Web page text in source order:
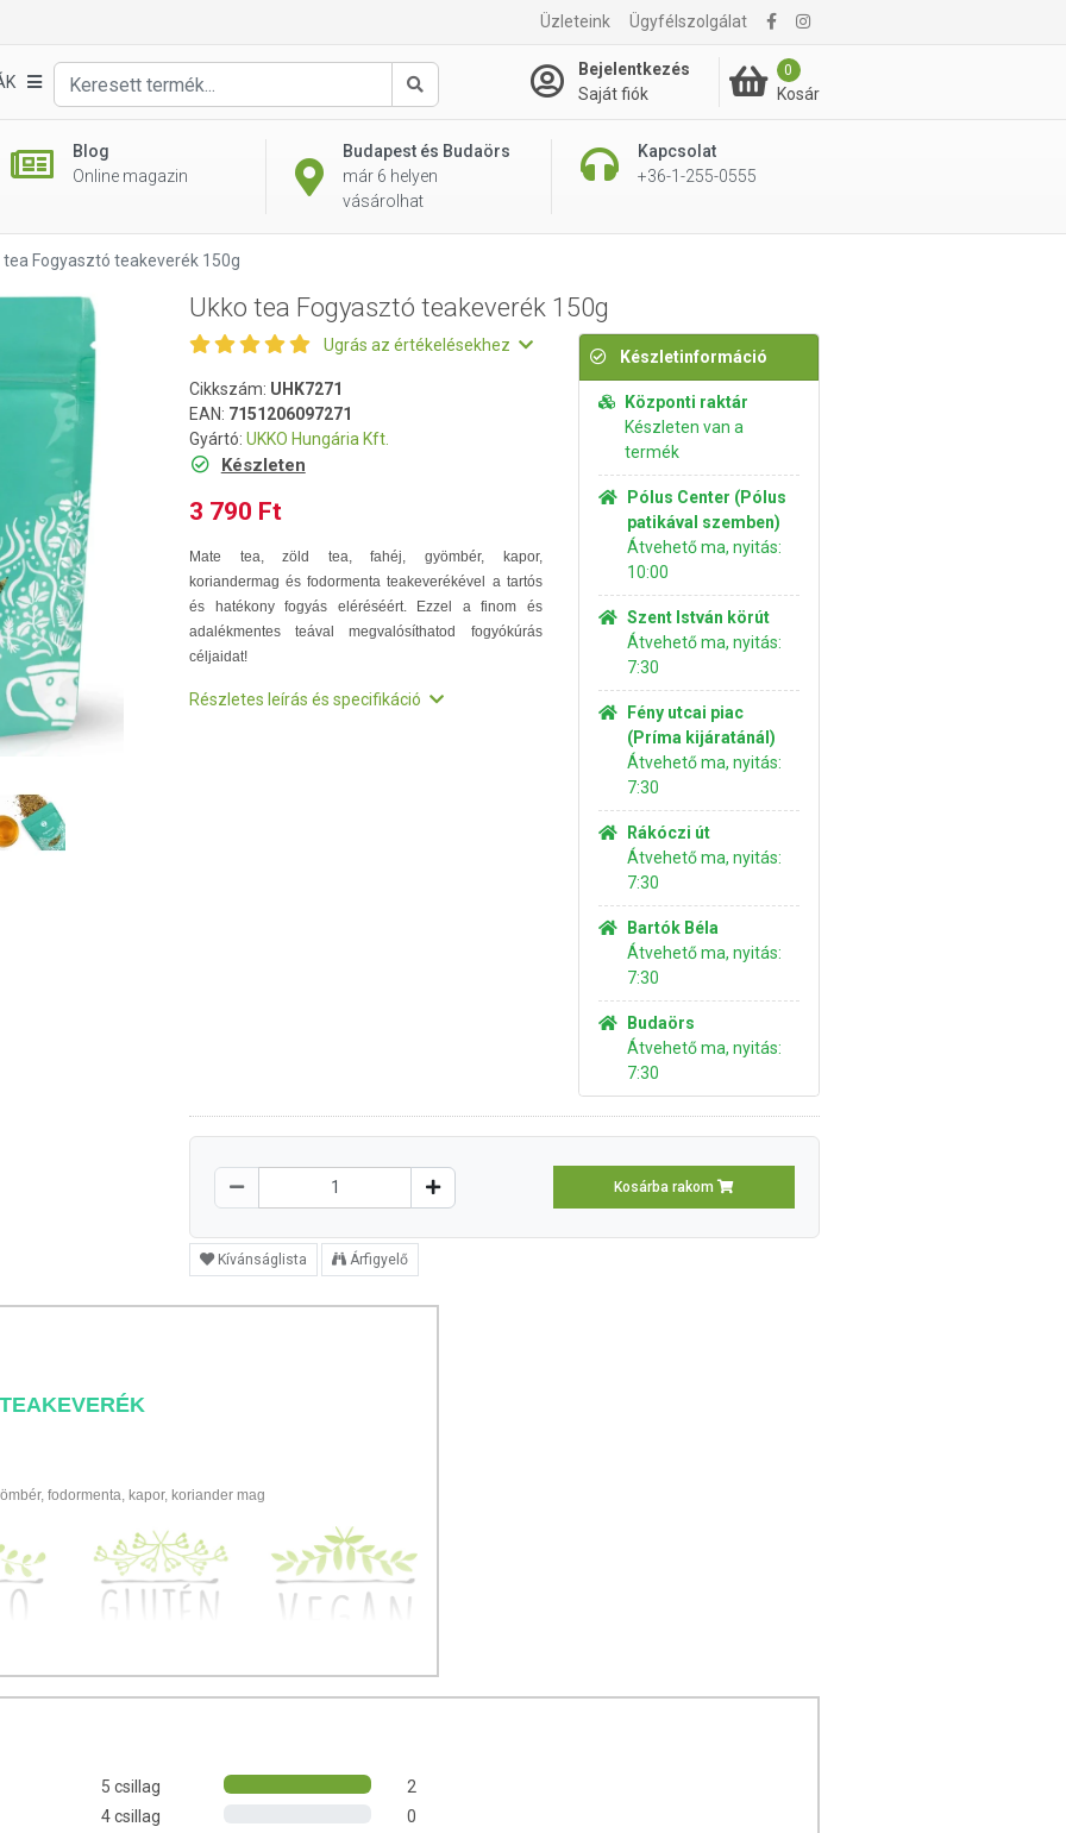
Üzleteink Ügyfélszolgálat
Keresés
Bejelentkezés
Saját fiók
0
Kosár
Blog
Online magazin
Budapest és Budaörs
már 6 helyen
vásárolhat
Kapcsolat
+36-1-255-0555
3 790 Ft Kosárba rakom
tea Fogyasztó teakeverék 150g
Ukko tea Fogyasztó teakeverék 150g
Ugrás az értékelésekhez
Cikkszám: UHK7271
EAN: 7151206097271
Gyártó: UKKO Hungária Kft.
Készleten
3 790 Ft
Mate tea, zöld tea, fahéj, gyömbér, kapor,
koriandermag és fodormenta teakeverékével a tartós
és hatékony fogyás eléréséért. Ezzel a finom és
adalékmentes teával megvalósíthatod fogyókúrás
céljaidat!
Részletes leírás és specifikáció
Készletinformáció
Központi raktár
Készleten van a
termék
Pólus Center (Pólus
patikával szemben)
Átvehető ma, nyitás:
10:00
Szent István körút
Átvehető ma, nyitás:
7:30
Fény utcai piac
(Príma kijáratánál)
Átvehető ma, nyitás:
7:30
Rákóczi út
Átvehető ma, nyitás:
7:30
Bartók Béla
Átvehető ma, nyitás:
7:30
Budaörs
Átvehető ma, nyitás:
7:30
Kosárba rakom
Kívánságlista Árfigyelő
fodormenta, kapor, koriander mag
egy 100% natúr, biztonságosan fogyasztható
és megerősítheted az immunrendszeredet
, hogy
5 csillag
2
4 csillag
0